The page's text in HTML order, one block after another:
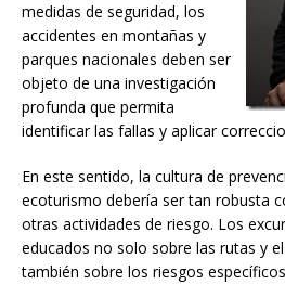
medidas de seguridad, los
accidentes en montañas y
parques nacionales deben ser
objeto de una investigación
profunda que permita
identificar las fallas y aplicar
En este sentido, la cultura de
ecoturismo debería ser tan robusta
otras actividades de riesgo. Los
educados no solo sobre las rutas y
también sobre los riesgos